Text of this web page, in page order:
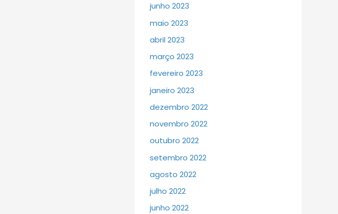
junho 2023
maio 2023
abril 2023
março 2023
fevereiro 2023
janeiro 2023
dezembro 2022
novembro 2022
outubro 2022
setembro 2022
agosto 2022
julho 2022
junho 2022